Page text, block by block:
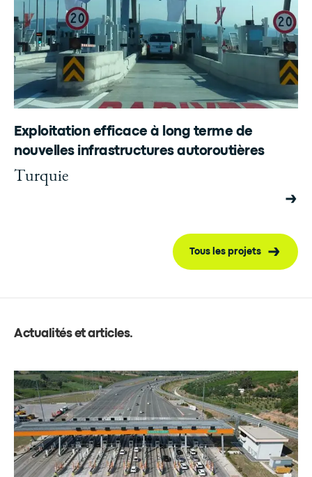
Exploitation efficace à long terme de
nouvelles infrastructures autoroutières
Turquie
Tous les projets
Actualités et articles.